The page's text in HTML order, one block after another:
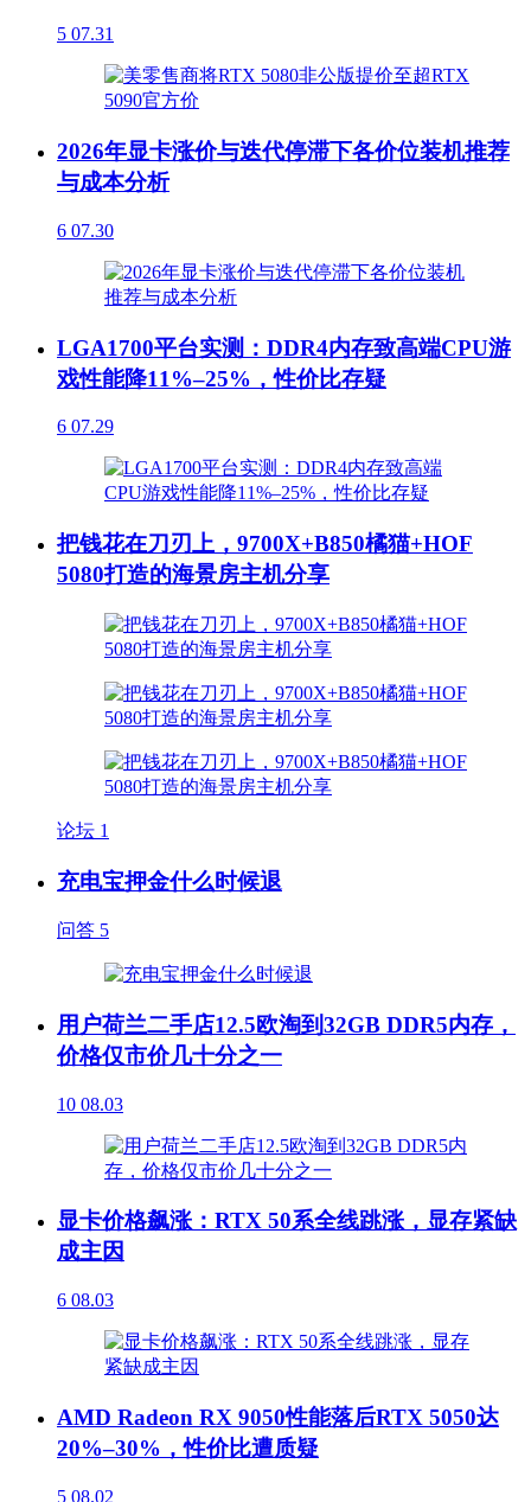
5 07.31
2026年显卡涨价与迭代停滞下各价位装机推荐
与成本分析
6 07.30
LGA1700平台实测：DDR4内存致高端CPU游
戏性能降11%–25%，性价比存疑
6 07.29
把钱花在刀刃上，9700X+B850橘猫+HOF
5080打造的海景房主机分享
论坛 1
充电宝押金什么时候退
问答 5
用户荷兰二手店12.5欧淘到32GB DDR5内存，
价格仅市价几十分之一
10 08.03
显卡价格飙涨：RTX 50系全线跳涨，显存紧缺
成主因
6 08.03
AMD Radeon RX 9050性能落后RTX 5050达
20%–30%，性价比遭质疑
5 08.02